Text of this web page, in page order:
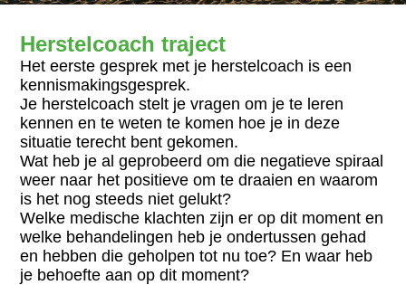
Herstelcoach traject
Het eerste gesprek met je herstelcoach is een
kennismakingsgesprek.
Je herstelcoach stelt je vragen om je te leren
kennen en te weten te komen hoe je in deze
situatie terecht bent gekomen.
Wat heb je al geprobeerd om die negatieve spiraal
weer naar het positieve om te draaien en waarom
is het nog steeds niet gelukt?
Welke medische klachten zijn er op dit moment en
welke behandelingen heb je ondertussen gehad
en hebben die geholpen tot nu toe? En waar heb
je behoefte aan op dit moment?